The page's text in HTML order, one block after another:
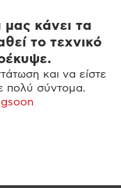
κάνει τα
το τεχνικό
και να είστε
πολύ σύντομα.